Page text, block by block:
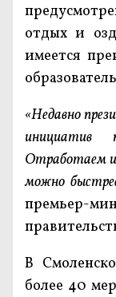
отдых и
имеется
«Недавно
Отработаем
можно
премьер-
В
более 40